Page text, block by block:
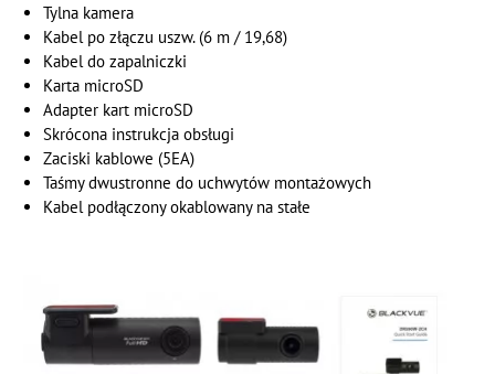
Tylna kamera
Kabel po złączu uszw. (6 m / 19,68)
Kabel do zapalniczki
Karta microSD
Adapter kart microSD
Skrócona instrukcja obsługi
Zaciski kablowe (5EA)
Taśmy dwustronne do uchwytów montażowych
Kabel podłączony okablowany na stałe